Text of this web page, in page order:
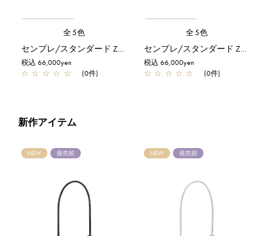
全5色
センプレ/スタンダード Z/カーキシルバー
税込 66,000yen
☆ ☆ ☆ ☆ ☆ (0件)
全5色
センプレ/スタンダード Z/エナメルブラック
税込 66,000yen
☆ ☆ ☆ ☆ ☆ (0件)
新作アイテム
NEW 発売前 NEW 発売前